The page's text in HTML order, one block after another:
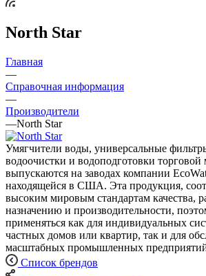
North Star
Главная
—
Справочная информация
—
Производители
—North Star
Умягчители воды, универсальные
водоочистки и водоподготовки торговой
выпускаются на заводах компании
находящейся в США. Эта продукция,
высоким мировым стандартам качества,
назначению и производительности,
применяться как для индивидуальных
частных домов или квартир, так и для
масштабных промышленных
Список брендов